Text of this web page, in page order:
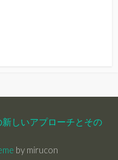
しいアプローチとその
by mirucon